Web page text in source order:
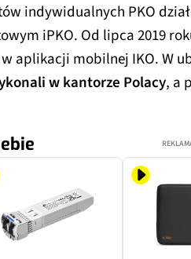
indywidualnych PKO
iPKO. Od lipca 2019
aplikacji mobilnej IKO. W
w kantorze Polacy, a